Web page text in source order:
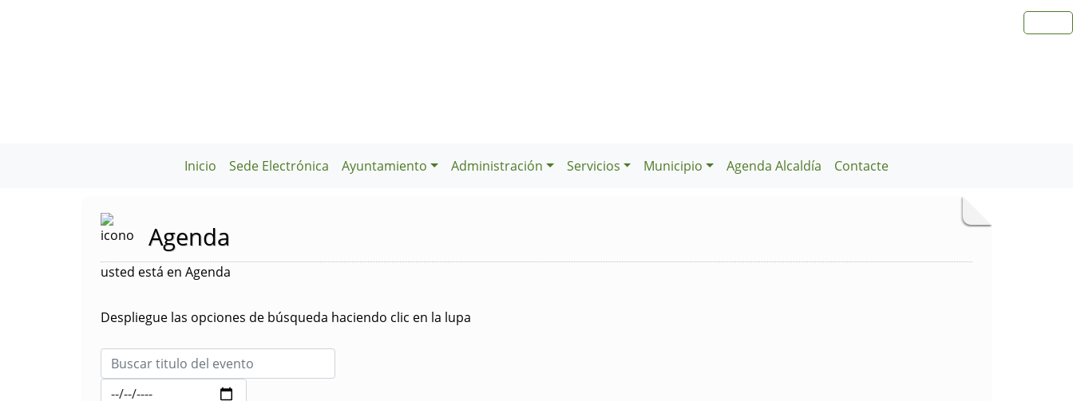
Inicio Sede Electrónica Ayuntamiento Administración Servicios Municipio Agenda Alcaldía Contacte
Agenda
usted está en Agenda
Despliegue las opciones de búsqueda haciendo clic en la lupa